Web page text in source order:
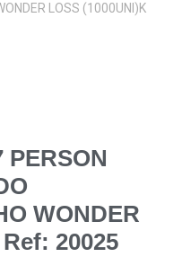
LOSS (1000UNI)K
PERSON
WONDER
20025